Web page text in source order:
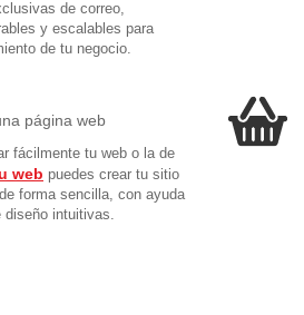
de correo,
y escalables para
de tu negocio.
página web
fácilmente tu web o la de
web puedes crear tu sitio
forma sencilla, con ayuda
diseño intuitivas.